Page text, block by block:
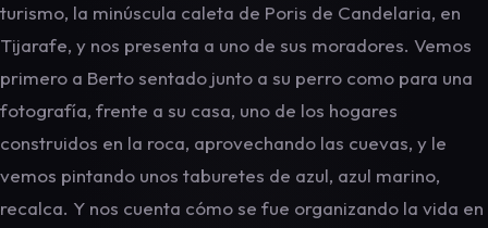
turismo, la minúscula caleta de Poris de Candelaria, en
Tijarafe, y nos presenta a uno de sus moradores. Vemos
primero a Berto sentado junto a su perro como para una
fotografía, frente a su casa, uno de los hogares
construidos en la roca, aprovechando las cuevas, y le
vemos pintando unos taburetes de azul, azul marino,
recalca. Y nos cuenta cómo se fue organizando la vida en